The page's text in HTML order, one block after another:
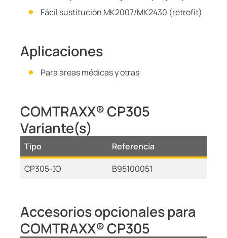
Fácil sustitución MK2007/MK2430 (retrofit)
Aplicaciones
Para áreas médicas y otras
COMTRAXX® CP305
Variante(s)
Tipo
Referencia
CP305-IO
B95100051
Accesorios opcionales para
COMTRAXX® CP305